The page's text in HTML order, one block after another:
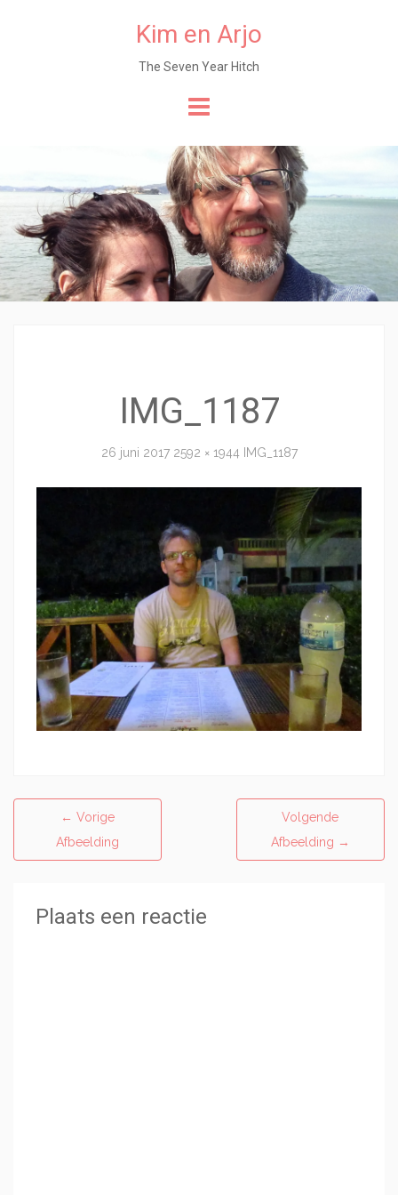
Kim en Arjo
The Seven Year Hitch
content
IMG_1187
26 juni 2017 2592 × 1944 IMG_1187
← Vorige
Afbeelding
Volgende
Afbeelding →
Plaats een reactie